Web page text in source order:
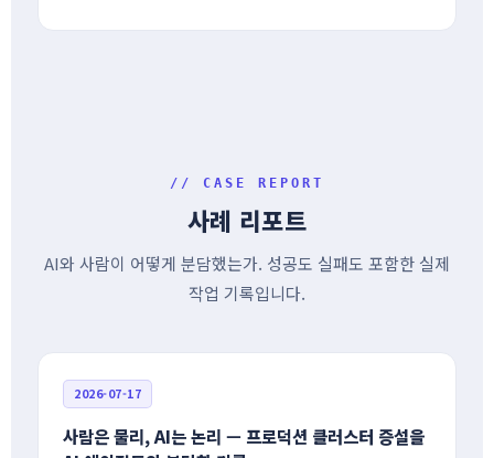
// CASE REPORT
사례 리포트
AI와 사람이 어떻게 분담했는가. 성공도 실패도 포함한 실제
작업 기록입니다.
2026-07-17
사람은 물리, AI는 논리 — 프로덕션 클러스터 증설을